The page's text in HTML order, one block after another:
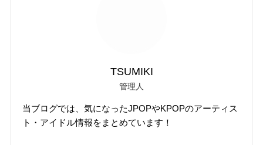
TSUMIKI
管理人
当ブログでは、気になったJPOPやKPOPのアーティス
ト・アイドル情報をまとめています！